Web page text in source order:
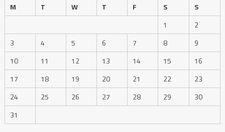
M
T W T F S
S
1
2
3
4 5 6 7 8
9
10
11 12 13 14 15
16
17
18 19 20 21 22
23
24
25 26 27 28 29
30
31